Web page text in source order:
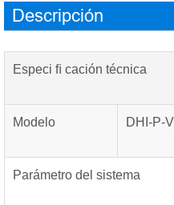
Descripción
Especi ﬁ cación técnica
Modelo DHI-P-
Parámetro del sistema